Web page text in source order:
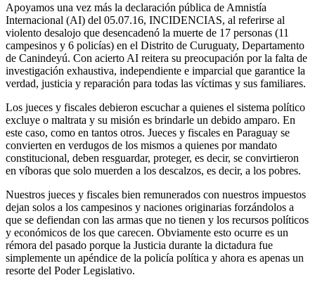
Apoyamos una vez más la declaración pública de Amnistía
Internacional (AI) del 05.07.16, INCIDENCIAS, al referirse al
violento desalojo que desencadenó la muerte de 17 personas (11
campesinos y 6 policías) en el Distrito de Curuguaty, Departamento
de Canindeyú. Con acierto AI reitera su preocupación por la falta de
investigación exhaustiva, independiente e imparcial que garantice la
verdad, justicia y reparación para todas las víctimas y sus familiares.
Los jueces y fiscales debieron escuchar a quienes el sistema político
excluye o maltrata y su misión es brindarle un debido amparo. En
este caso, como en tantos otros. Jueces y fiscales en Paraguay se
convierten en verdugos de los mismos a quienes por mandato
constitucional, deben resguardar, proteger, es decir, se convirtieron
en víboras que solo muerden a los descalzos, es decir, a los pobres.
Nuestros jueces y fiscales bien remunerados con nuestros impuestos
dejan solos a los campesinos y naciones originarias forzándolos a
que se defiendan con las armas que no tienen y los recursos políticos
y económicos de los que carecen. Obviamente esto ocurre es un
rémora del pasado porque la Justicia durante la dictadura fue
simplemente un apéndice de la policía política y ahora es apenas un
resorte del Poder Legislativo.